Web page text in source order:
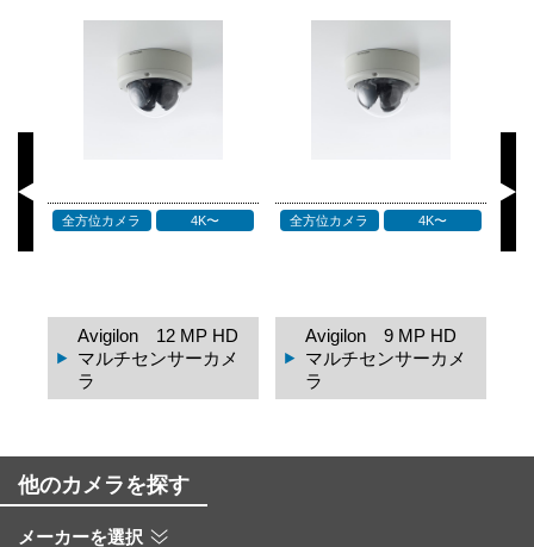
全方位カメラ 4K〜
Avigilon 12 MP HD
マルチセンサーカメ
ラ
全方位カメラ 4K〜
Avigilon 9 MP HD
マルチセンサーカメ
ラ
他のカメラを探す
メーカーを選択